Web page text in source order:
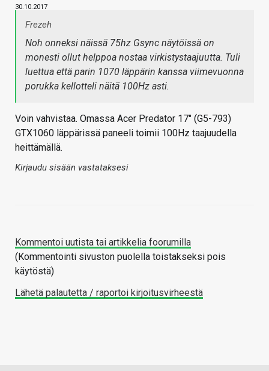
30.10.2017
Frezeh
Noh onneksi näissä 75hz Gsync näytöissä on
monesti ollut helppoa nostaa virkistystaajuutta. Tuli
luettua että parin 1070 läppärin kanssa viimevuonna
porukka kellotteli näitä 100Hz asti.
Voin vahvistaa. Omassa Acer Predator 17" (G5-793)
GTX1060 läppärissä paneeli toimii 100Hz taajuudella
heittämällä.
Kirjaudu sisään vastataksesi
Kommentoi uutista tai artikkelia foorumilla
(Kommentointi sivuston puolella toistakseksi pois
käytöstä)
Lähetä palautetta / raportoi kirjoitusvirheestä